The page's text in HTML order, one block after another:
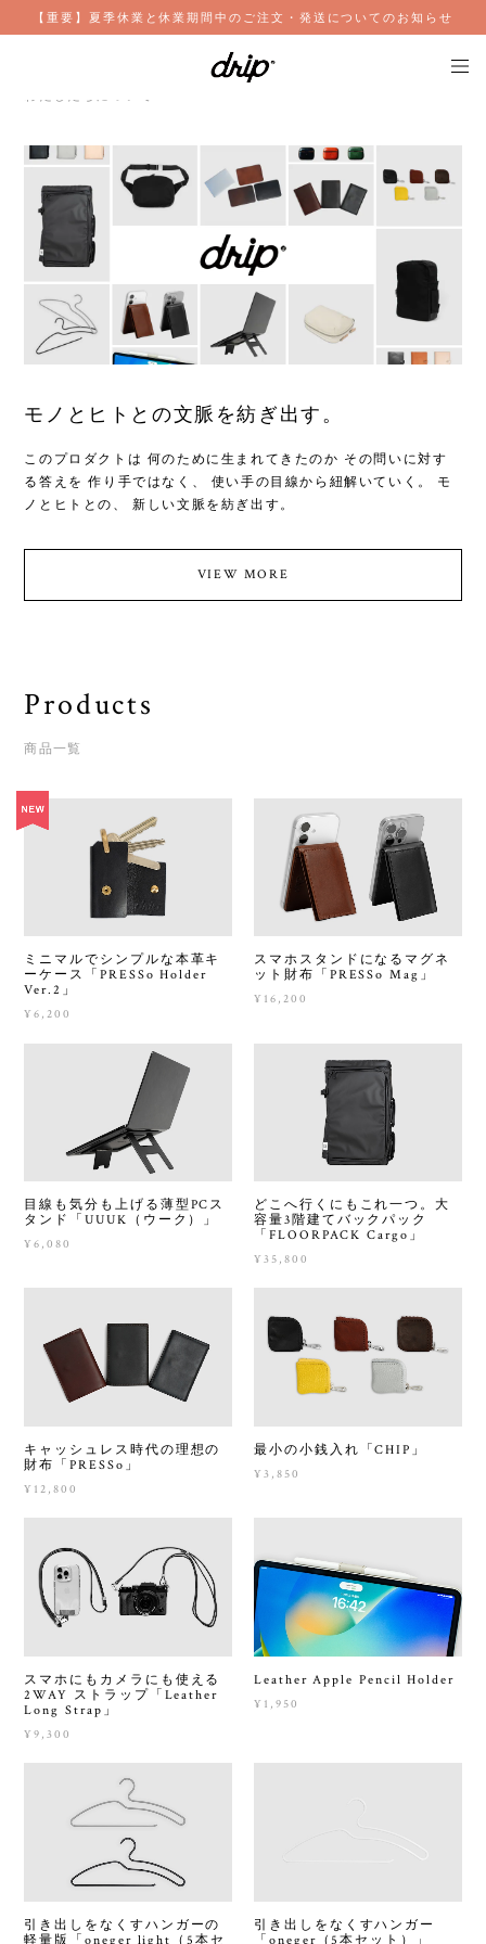
【重要】夏季休業と休業期間中のご注文・発送についてのお知らせ
モノとヒトとの文脈を紡ぎ出す。
このプロダクトは 何のために生まれてきたのか その問いに対す
る答えを 作り手ではなく、 使い手の目線から紐解いていく。 モ
ノとヒトとの、 新しい文脈を紡ぎ出す。
VIEW MORE
Products
商品一覧
ミニマルでシンプルな本革キ
ーケース「PRESSo Holder
Ver.2」
¥6,200
スマホスタンドになるマグネ
ット財布「PRESSo Mag」
¥16,200
目線も気分も上げる薄型PCス
タンド「UUUK（ウーク）」
¥6,080
どこへ行くにもこれ一つ。大
容量3階建てバックパック
「FLOORPACK Cargo」
¥35,800
キャッシュレス時代の理想の
財布「PRESSo」
¥12,800
最小の小銭入れ「CHIP」
¥3,850
スマホにもカメラにも使える
2WAY ストラップ「Leather
Long Strap」
¥9,300
Leather Apple Pencil Holder
¥1,950
引き出しをなくすハンガーの
軽量版「oneger light（5本セ
引き出しをなくすハンガー
「oneger（5本セット）」